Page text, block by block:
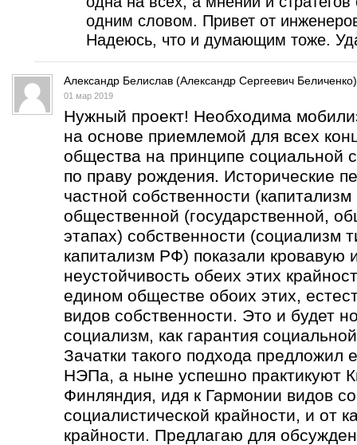
одним словом. Привет от
Надеюсь, что и думающим тоже.
Александр Белислав (Александр Сергеевич Беличенко)
01 мар 2019
Нужный проект! Необходима
на основе приемлемой для всех
общества на принципе социальной
по праву рождения. Исторические
частной собственности
общественной (государственной,
этапах) собственности (социализм
капитализм РФ) показали кровавую
неустойчивость обеих этих
едином обществе обоих этих,
видов собственности. Это и будет
социализм, как гарантия
Зачатки такого подхода
НЭПа, а ныне успешно практикуют
Финляндия, идя к Гармонии видов
социалистической крайности, и от
крайности. Предлагаю для